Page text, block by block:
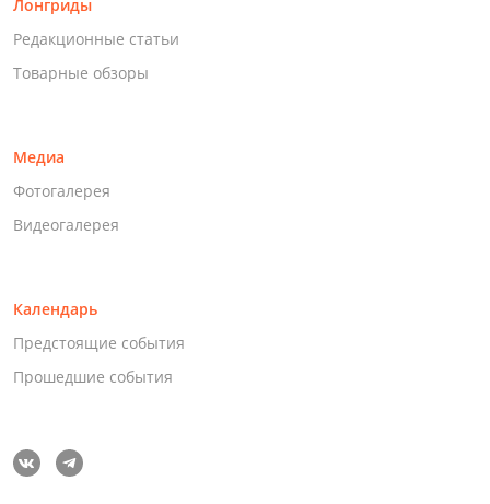
Лонгриды
Редакционные статьи
Товарные обзоры
Медиа
Фотогалерея
Видеогалерея
Календарь
Предстоящие события
Прошедшие события